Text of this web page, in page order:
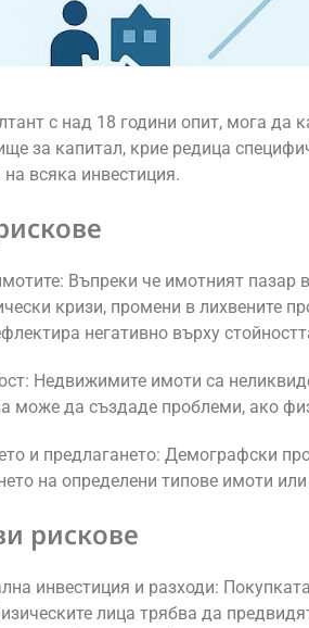
с над 18 години опит, мога
за капитал, крие редица
на всяка инвестиция.
Въпреки че имотният
кризи, промени в лихвените
негативно върху
Недвижимите имоти са
може да създаде проблеми, ако
и предлагането: Демографски
на определени типове имоти
рискове
инвестиция и разходи:
лица трябва да